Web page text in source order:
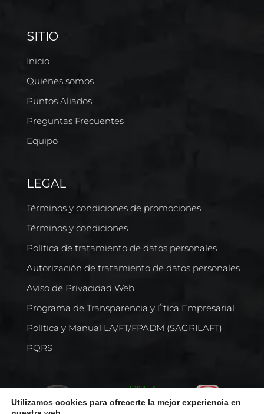
SITIO
Inicio
Quiénes somos
Puntos Aliados
Preguntas Frecuentes
Equipo
LEGAL
Términos y condiciones de promociones
Términos y condiciones
Política de tratamiento de datos personales
Autorización de tratamiento de datos personales
Aviso de Privacidad Web
Programa de Transparencia y Ética Empresarial
Política y Manual LA/FT/FPADM (SAGRILAFT)
PQRS
Utilizamos cookies para ofrecerte la mejor experiencia en